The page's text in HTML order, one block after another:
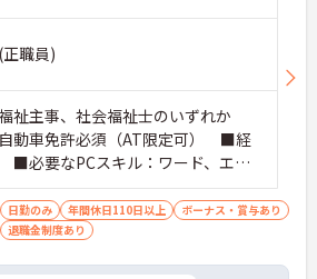
職員)
祉主事、社会福祉士のいずれか
動車免許必須（AT限定可） ■経
■必要なPCスキル：ワード、エク
文書作成ができる方
日勤のみ 年間休日110日以上
ボーナス・賞与あり
退職金制度あり